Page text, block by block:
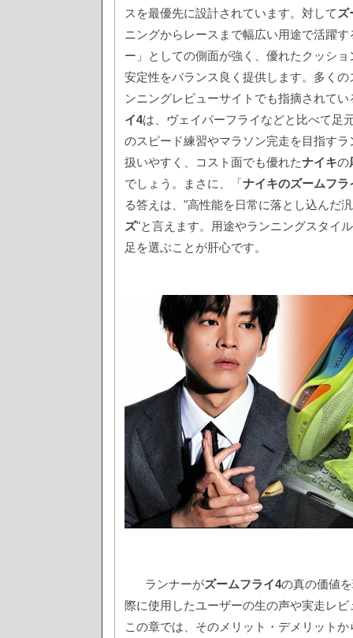
スを最優先に設計されています。対して ズ
ニングからレースまで幅広い用途で活躍
ー」としての側面が強く、優れたクッシ
安定性をバランス良く提供します。多く
ンニングレビューサイトでも指摘されてい
イ4は、ヴェイパーフライなどと比べて足
のスピード練習やマラソン完走を目指す
扱いやすく、コスト面でも優れたナイキの
でしょう。まさに、「ナイキのズームフラ
る答えは、"高性能を日常に落とし込んだ
ズ"と言えます。用途やランニングスタイ
足を選ぶことが肝心です。
ランナーがズームフライ4の真の価値
際に使用したユーザーの生の声や実走レ
この章では、そのメリット・デメリット